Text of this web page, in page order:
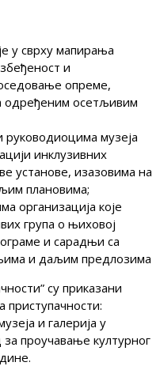
у сврху мапирања
и
опреме,
одређеним осетљивим
руководиоцима музеја
инклузивних
установе, изазовима на
плановима;
организација које
група о њиховој
и сарадњи са
и даљим предлозима
су приказани
приступачности:
и галерија у
за проучавање културног